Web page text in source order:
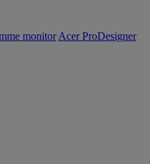
monitor Acer ProDesigner